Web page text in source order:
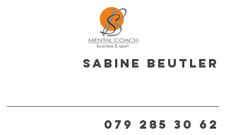
Sabine Beutler
079 285 30 62